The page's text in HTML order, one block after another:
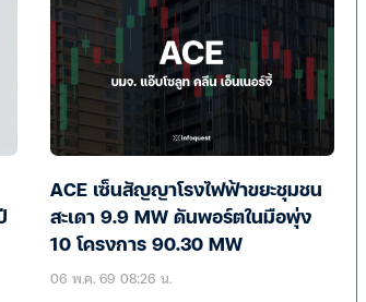
ACE เซ็นสัญญาโรงไฟฟ้าขยะชุมชน
สะเดา 9.9 MW ดันพอร์ตในมือพุ่ง
10 โครงการ 90.30 MW
06 พ.ค. 69 08:26 น.